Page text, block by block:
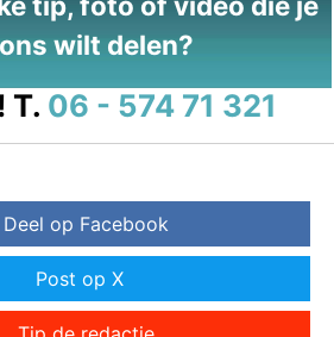
wilt delen?
T. 06 - 574 71 321
Deel op Facebook
Post op X